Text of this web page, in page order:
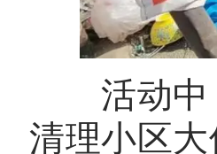
活动中，
清理小区